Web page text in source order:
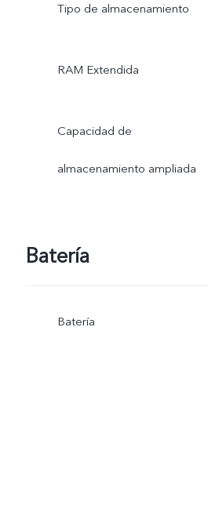
Tipo de almacenamiento
RAM Extendida
Capacidad de
almacenamiento ampliada
Batería
Batería